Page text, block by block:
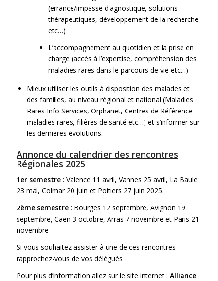
(errance/impasse diagnostique, solutions
thérapeutiques, développement de la recherche
etc…)
L’accompagnement au quotidien et la prise en
charge (accès à l’expertise, compréhension des
maladies rares dans le parcours de vie etc…)
Mieux utiliser les outils à disposition des malades et
des familles, au niveau régional et national (Maladies
Rares Info Services, Orphanet, Centres de Référence
maladies rares, filières de santé etc…) et s’informer sur
les dernières évolutions.
Annonce du calendrier des rencontres
Régionales 2025
1er semestre: Valence 11 avril, Vannes 25 avril, La Baule
23 mai, Colmar 20 juin et Poitiers 27 juin 2025.
2ème semestre: Bourges 12 septembre, Avignon 19
septembre, Caen 3 octobre, Arras 7 novembre et Paris 21
novembre
Si vous souhaitez assister à une de ces rencontres
rapprochez-vous de vos délégués
Pour plus d’information allez sur le site internet : Alliance